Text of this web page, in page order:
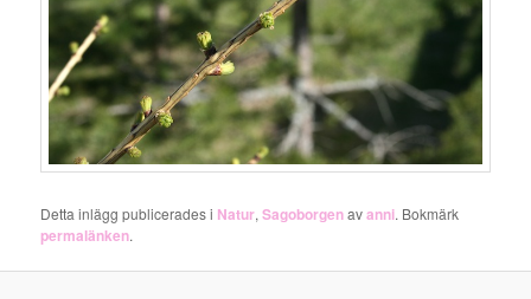
Detta inlägg publicerades i Natur,Sagoborgenavanni. Bokmärk
permalänken.